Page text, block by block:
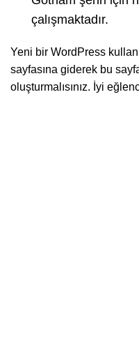
çalışmaktadır.
Yeni bir WordPress
sayfasına giderek bu
oluşturmalısınız. İyi